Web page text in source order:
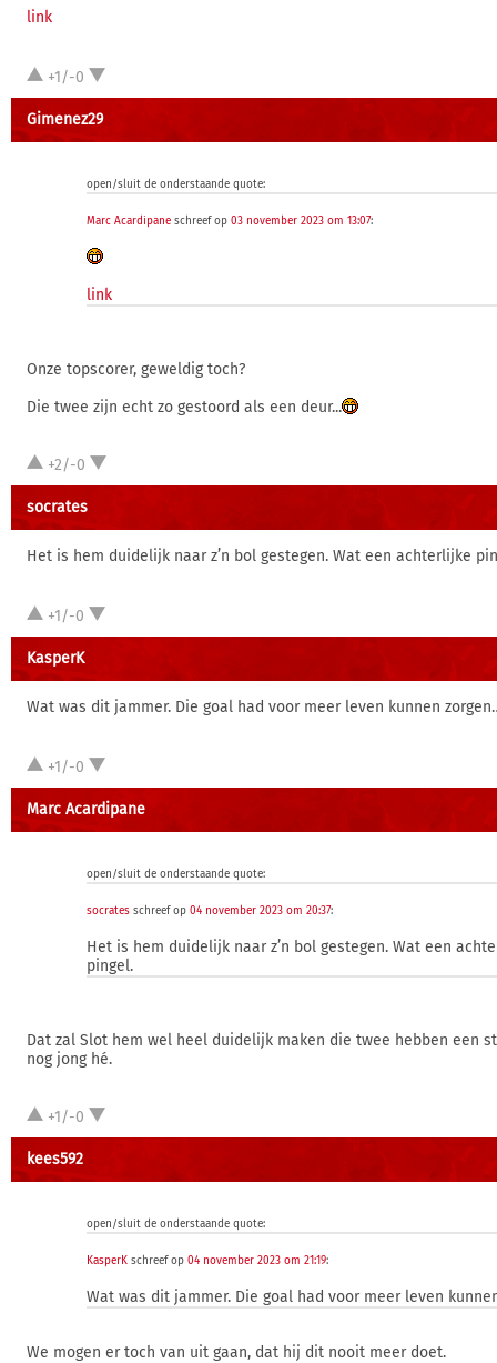
link
+1/-0
Gimenez29
open/sluit de onderstaande quote:
Marc Acardipane schreef op03 november 2023 om 13:07:
link
Onze topscorer, geweldig toch?
Die twee zijn echt zo gestoord als een deur...
+2/-0
socrates
Het is hem duidelijk naar z’n bol gestegen. Wat een achterlijke
+1/-0
KasperK
Wat was dit jammer. Die goal had voor meer leven kunnen
+1/-0
Marc Acardipane
open/sluit de onderstaande quote:
socrates schreef op04 november 2023 om 20:37:
Het is hem duidelijk naar z’n bol gestegen. Wat een
pingel.
Dat zal Slot hem wel heel duidelijk maken die twee hebben een
nog jong hé.
+1/-0
kees592
open/sluit de onderstaande quote:
KasperK schreef op04 november 2023 om 21:19:
Wat was dit jammer. Die goal had voor meer leven
We mogen er toch van uit gaan, dat hij dit nooit meer doet.